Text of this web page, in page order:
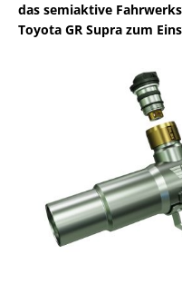
das semiaktive
Toyota GR Supra zum